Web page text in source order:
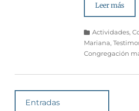
Leer más
Categorías
Actividades,
Mariana,
Congregación
Navegación
Entradas